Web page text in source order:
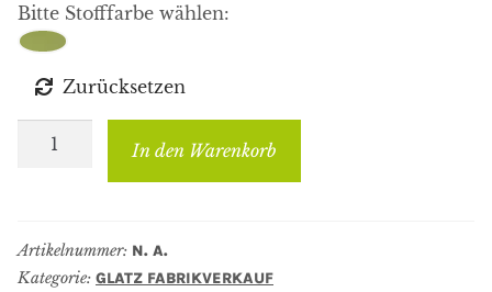
Bitte Stofffarbe wählen:
Zurücksetzen
Glatz
Menge
In den Warenkorb
Artikelnummer: N. A.
Kategorie: GLATZ FABRIKVERKAUF